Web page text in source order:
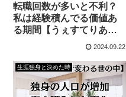
転職回数が多いと不利？
私は経験積んでる価値あ
る期間【うぇすてりあ】
2024.09.22
生涯独身と決めた時